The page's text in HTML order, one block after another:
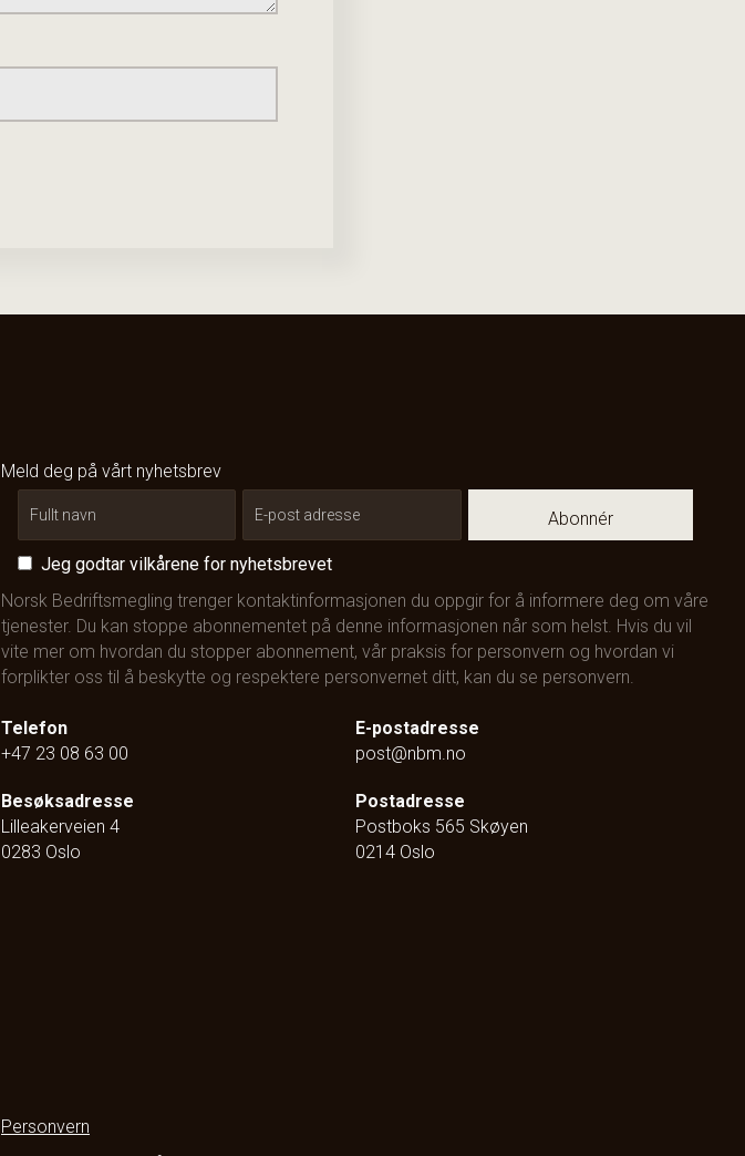
Meld deg på vårt nyhetsbrev
Abonnér
Jeg godtar vilkårene for nyhetsbrevet
Norsk Bedriftsmegling trenger kontaktinformasjonen du oppgir for å informere deg om våre
tjenester. Du kan stoppe abonnementet på denne informasjonen når som helst. Hvis du vil
vite mer om hvordan du stopper abonnement, vår praksis for personvern og hvordan vi
forplikter oss til å beskytte og respektere personvernet ditt, kan du se personvern.
Telefon
+47 23 08 63 00
Besøksadresse
Lilleakerveien 4
0283 Oslo
E-postadresse
post@nbm.no
Postadresse
Postboks 565 Skøyen
0214 Oslo
Personvern